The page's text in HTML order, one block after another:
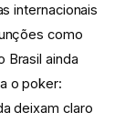
internacionais
como
Brasil ainda
o poker:
deixam claro